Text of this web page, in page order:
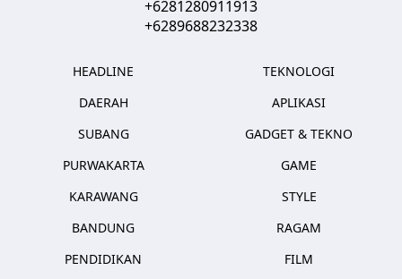
+6281280911913
+6289688232338
HEADLINE
DAERAH
SUBANG
PURWAKARTA
KARAWANG
BANDUNG
PENDIDIKAN
TEKNOLOGI
APLIKASI
GADGET & TEKNO
GAME
STYLE
RAGAM
FILM